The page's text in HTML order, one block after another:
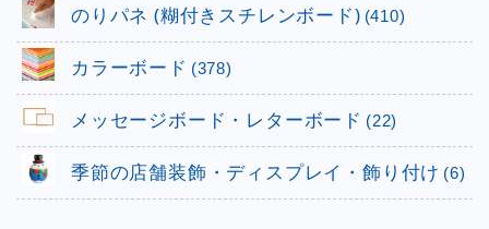
のりパネ (糊付きスチレンボード) (410)
カラーボード (378)
メッセージボード・レターボード (22)
季節の店舗装飾・ディスプレイ・飾り付け (6)